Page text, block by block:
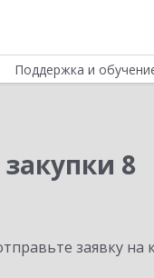
Поддержка и
8
заявку на